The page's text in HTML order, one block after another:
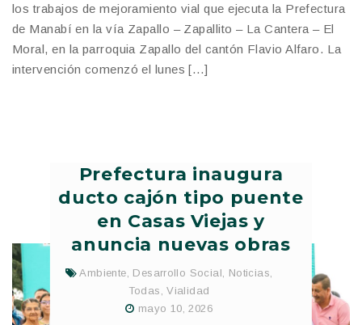
los trabajos de mejoramiento vial que ejecuta la Prefectura
de Manabí en la vía Zapallo – Zapallito – La Cantera – El
Moral, en la parroquia Zapallo del cantón Flavio Alfaro. La
intervención comenzó el lunes […]
Prefectura inaugura
ducto cajón tipo puente
en Casas Viejas y
anuncia nuevas obras
Ambiente Desarrollo Social Noticias
Todas ,Vialidad
mayo 10, 2026